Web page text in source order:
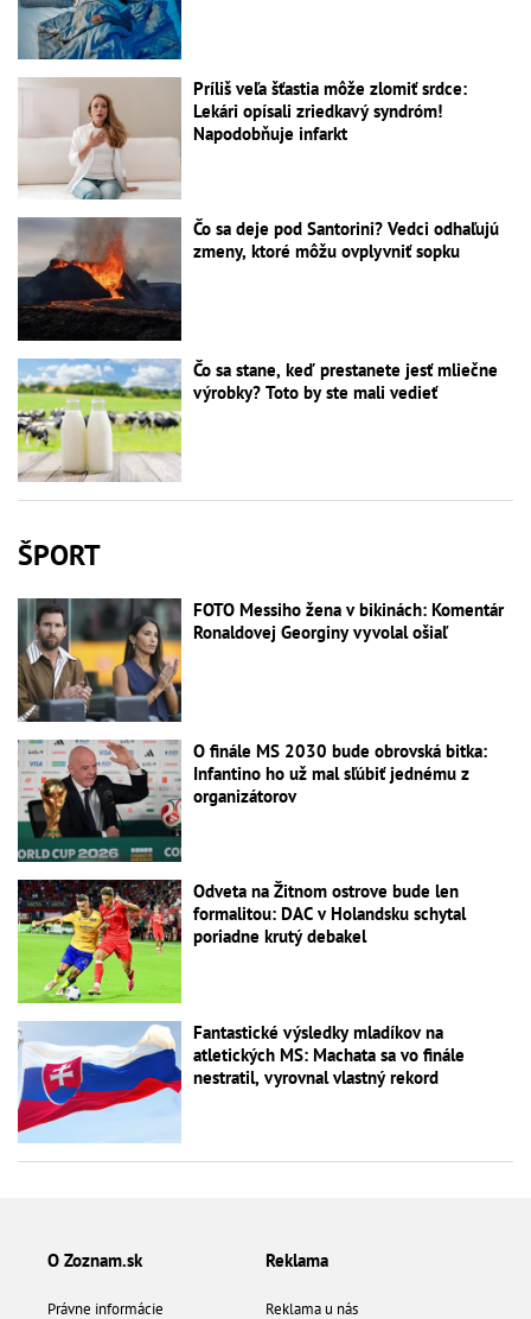
Príliš veľa šťastia môže zlomiť srdce:
Lekári opísali zriedkavý syndróm!
Napodobňuje infarkt
Čo sa deje pod Santorini? Vedci odhaľujú
zmeny, ktoré môžu ovplyvniť sopku
Čo sa stane, keď prestanete jesť mliečne
výrobky? Toto by ste mali vedieť
ŠPORT
FOTO Messiho žena v bikinách: Komentár
Ronaldovej Georginy vyvolal ošiaľ
O finále MS 2030 bude obrovská bitka:
Infantino ho už mal sľúbiť jednému z
organizátorov
Odveta na Žitnom ostrove bude len
formalitou: DAC v Holandsku schytal
poriadne krutý debakel
Fantastické výsledky mladíkov na
atletických MS: Machata sa vo finále
nestratil, vyrovnal vlastný rekord
O Zoznam.sk
Právne informácie
Reklama
Reklama u nás